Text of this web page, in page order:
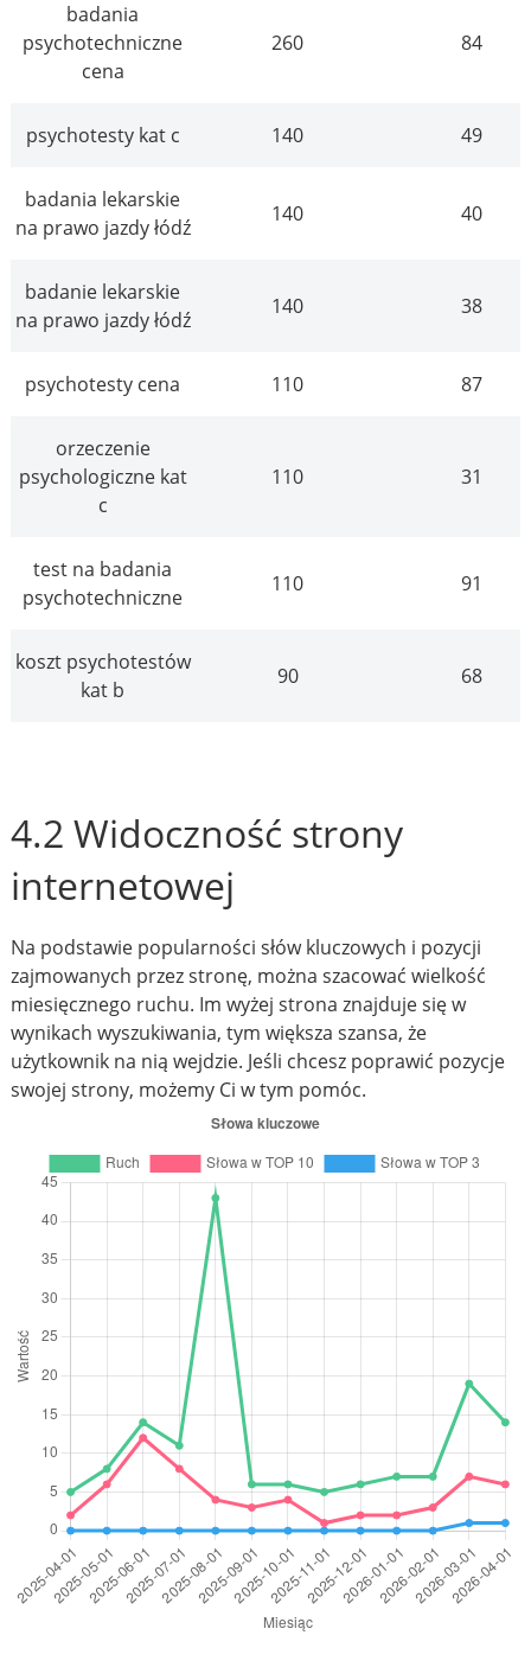
badania
psychotechniczne
cena
260 84
psychotesty kat c 140 49
badania lekarskie
na prawo jazdy łódź
140 40
badanie lekarskie
na prawo jazdy łódź
140 38
psychotesty cena 110 87
orzeczenie
psychologiczne kat
c
110 31
test na badania
psychotechniczne
110 91
koszt psychotestów
kat b
90 68
4.2 Widoczność strony
internetowej
Na podstawie popularności słów kluczowych i pozycji
zajmowanych przez stronę, można szacować wielkość
miesięcznego ruchu. Im wyżej strona znajduje się w
wynikach wyszukiwania, tym większa szansa, że
użytkownik na nią wejdzie. Jeśli chcesz poprawić pozycje
swojej strony, możemy Ci w tym pomóc.